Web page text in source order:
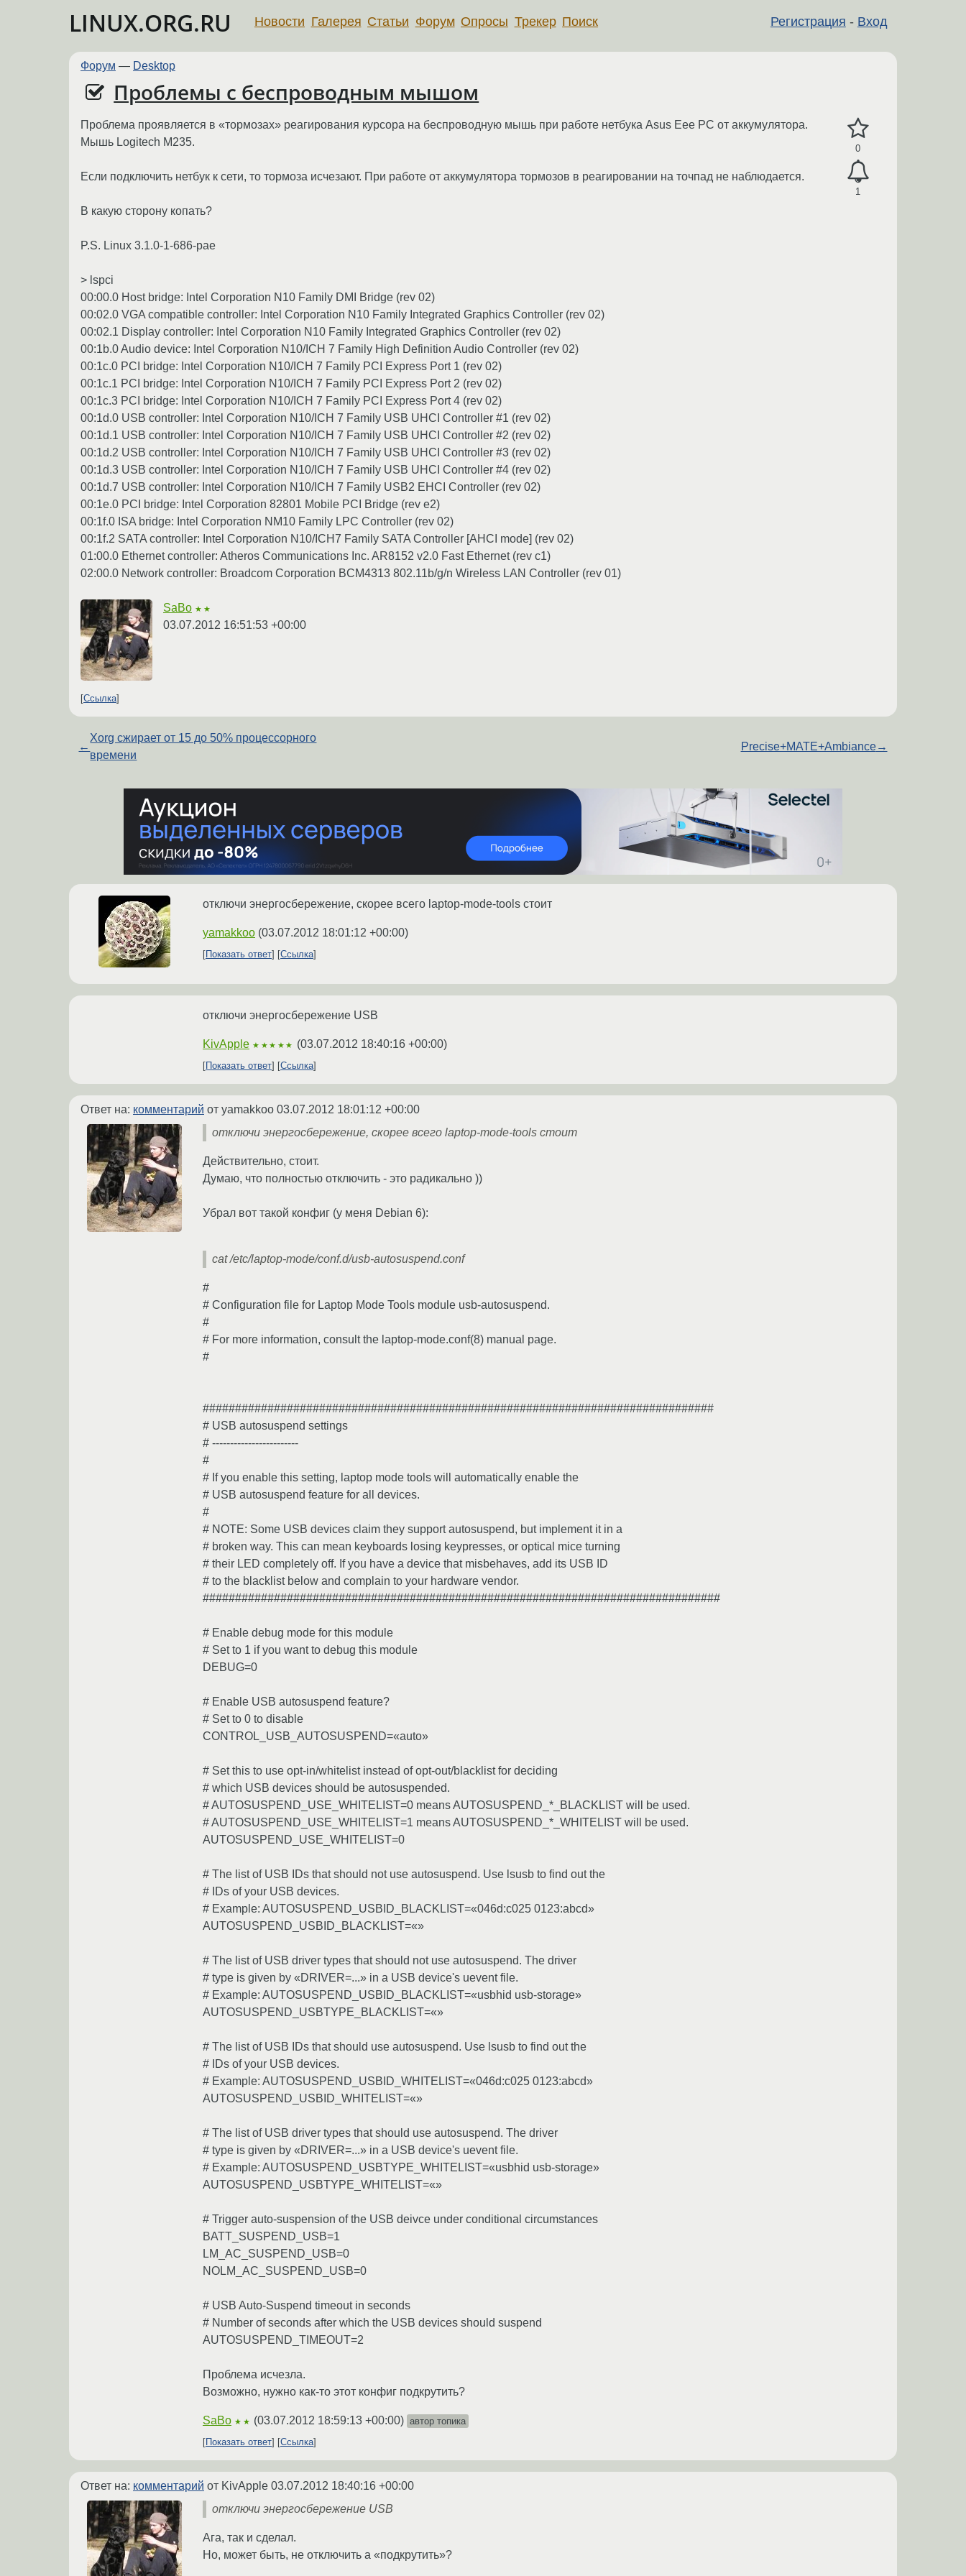
LINUX.ORG.RU Регистрация - Вход
Новости Галерея Статьи Форум Опросы Трекер Поиск
Форум — Desktop
Проблемы с беспроводным мышом
0
1
Проблема проявляется в «тормозах» реагирования курсора на беспроводную мышь при работе нетбука Asus Eee PC от аккумулятора.
Мышь Logitech M235.
Если подключить нетбук к сети, то тормоза исчезают. При работе от аккумулятора тормозов в реагировании на точпад не наблюдается.
В какую сторону копать?
P.S. Linux 3.1.0-1-686-pae
> lspci
00:00.0 Host bridge: Intel Corporation N10 Family DMI Bridge (rev 02)
00:02.0 VGA compatible controller: Intel Corporation N10 Family Integrated Graphics Controller (rev 02)
00:02.1 Display controller: Intel Corporation N10 Family Integrated Graphics Controller (rev 02)
00:1b.0 Audio device: Intel Corporation N10/ICH 7 Family High Definition Audio Controller (rev 02)
00:1c.0 PCI bridge: Intel Corporation N10/ICH 7 Family PCI Express Port 1 (rev 02)
00:1c.1 PCI bridge: Intel Corporation N10/ICH 7 Family PCI Express Port 2 (rev 02)
00:1c.3 PCI bridge: Intel Corporation N10/ICH 7 Family PCI Express Port 4 (rev 02)
00:1d.0 USB controller: Intel Corporation N10/ICH 7 Family USB UHCI Controller #1 (rev 02)
00:1d.1 USB controller: Intel Corporation N10/ICH 7 Family USB UHCI Controller #2 (rev 02)
00:1d.2 USB controller: Intel Corporation N10/ICH 7 Family USB UHCI Controller #3 (rev 02)
00:1d.3 USB controller: Intel Corporation N10/ICH 7 Family USB UHCI Controller #4 (rev 02)
00:1d.7 USB controller: Intel Corporation N10/ICH 7 Family USB2 EHCI Controller (rev 02)
00:1e.0 PCI bridge: Intel Corporation 82801 Mobile PCI Bridge (rev e2)
00:1f.0 ISA bridge: Intel Corporation NM10 Family LPC Controller (rev 02)
00:1f.2 SATA controller: Intel Corporation N10/ICH7 Family SATA Controller [AHCI mode] (rev 02)
01:00.0 Ethernet controller: Atheros Communications Inc. AR8152 v2.0 Fast Ethernet (rev c1)
02:00.0 Network controller: Broadcom Corporation BCM4313 802.11b/g/n Wireless LAN Controller (rev 01)
SaBo ★★
03.07.2012 16:51:53 +00:00
Ссылка
←
Xorg сжирает от 15 до 50% процессорного
времени
Precise+MATE+Ambiance→
отключи энергосбережение, скорее всего laptop-mode-tools стоит
yamakkoo (03.07.2012 18:01:12 +00:00)
Показать ответ Ссылка
отключи энергосбережение USB
KivApple ★★★★★ (03.07.2012 18:40:16 +00:00)
Показать ответ Ссылка
Ответ на: комментарий от yamakkoo 03.07.2012 18:01:12 +00:00
отключи энергосбережение, скорее всего laptop-mode-tools стоит
Действительно, стоит.
Думаю, что полностью отключить - это радикально ))
Убрал вот такой конфиг (у меня Debian 6):
cat /etc/laptop-mode/conf.d/usb-autosuspend.conf
#
# Configuration file for Laptop Mode Tools module usb-autosuspend.
#
# For more information, consult the laptop-mode.conf(8) manual page.
#
###############################################################################
# USB autosuspend settings
# ------------------------
#
# If you enable this setting, laptop mode tools will automatically enable the
# USB autosuspend feature for all devices.
#
# NOTE: Some USB devices claim they support autosuspend, but implement it in a
# broken way. This can mean keyboards losing keypresses, or optical mice turning
# their LED completely off. If you have a device that misbehaves, add its USB ID
# to the blacklist below and complain to your hardware vendor.
################################################################################
# Enable debug mode for this module
# Set to 1 if you want to debug this module
DEBUG=0
# Enable USB autosuspend feature?
# Set to 0 to disable
CONTROL_USB_AUTOSUSPEND=«auto»
# Set this to use opt-in/whitelist instead of opt-out/blacklist for deciding
# which USB devices should be autosuspended.
# AUTOSUSPEND_USE_WHITELIST=0 means AUTOSUSPEND_*_BLACKLIST will be used.
# AUTOSUSPEND_USE_WHITELIST=1 means AUTOSUSPEND_*_WHITELIST will be used.
AUTOSUSPEND_USE_WHITELIST=0
# The list of USB IDs that should not use autosuspend. Use lsusb to find out the
# IDs of your USB devices.
# Example: AUTOSUSPEND_USBID_BLACKLIST=«046d:c025 0123:abcd»
AUTOSUSPEND_USBID_BLACKLIST=«»
# The list of USB driver types that should not use autosuspend. The driver
# type is given by «DRIVER=...» in a USB device's uevent file.
# Example: AUTOSUSPEND_USBID_BLACKLIST=«usbhid usb-storage»
AUTOSUSPEND_USBTYPE_BLACKLIST=«»
# The list of USB IDs that should use autosuspend. Use lsusb to find out the
# IDs of your USB devices.
# Example: AUTOSUSPEND_USBID_WHITELIST=«046d:c025 0123:abcd»
AUTOSUSPEND_USBID_WHITELIST=«»
# The list of USB driver types that should use autosuspend. The driver
# type is given by «DRIVER=...» in a USB device's uevent file.
# Example: AUTOSUSPEND_USBTYPE_WHITELIST=«usbhid usb-storage»
AUTOSUSPEND_USBTYPE_WHITELIST=«»
# Trigger auto-suspension of the USB deivce under conditional circumstances
BATT_SUSPEND_USB=1
LM_AC_SUSPEND_USB=0
NOLM_AC_SUSPEND_USB=0
# USB Auto-Suspend timeout in seconds
# Number of seconds after which the USB devices should suspend
AUTOSUSPEND_TIMEOUT=2
Проблема исчезла.
Возможно, нужно как-то этот конфиг подкрутить?
SaBo ★★ (03.07.2012 18:59:13 +00:00) автор топика
Показать ответ
Ссылка
Ответ на: комментарий от KivApple 03.07.2012 18:40:16 +00:00
отключи энергосбережение USB
Ага, так и сделал.
Но, может быть, не отключить а «подкрутить»?